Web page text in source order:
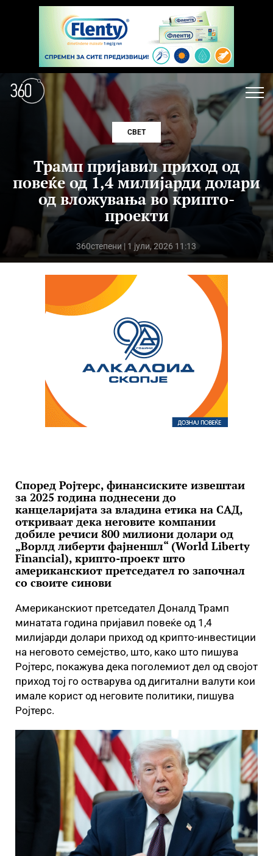
СВЕТ
Трамп пријавил приход од
повеќе од 1,4 милијарди долари
од вложувања во крипто-
проекти
360степени | 1 јули, 2026 11:13
Според Ројтерс, финансиските извештаи
за 2025 година поднесени до
канцеларијата за владина етика на САД,
откриваат дека неговите компании
добиле речиси 800 милиони долари од
„Ворлд либерти фајненшл“ (World Liberty
Financial), крипто-проект што
американскиот претседател го започнал
со своите синови
Американскиот претседател Доналд Трамп
минатата година пријавил повеќе од 1,4
милијарди долари приход од крипто-инвестиции
на неговото семејство, што, како што пишува
Ројтерс, покажува дека поголемиот дел од својот
приход тој го остварува од дигитални валути кои
имале корист од неговите политики, пишува
Ројтерс.